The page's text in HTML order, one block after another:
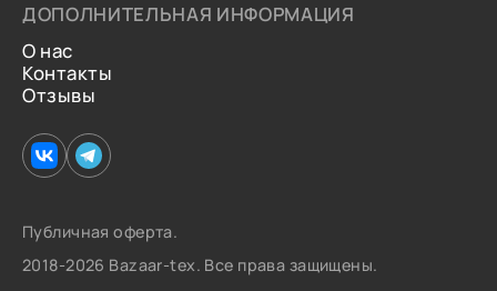
ДОПОЛНИТЕЛЬНАЯ ИНФОРМАЦИЯ
О нас
Контакты
Отзывы
Публичная оферта.
2018-2026 Bazaar-tex. Все права защищены.